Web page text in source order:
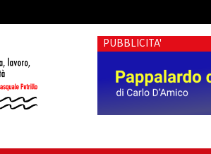
PUBBLICITA'